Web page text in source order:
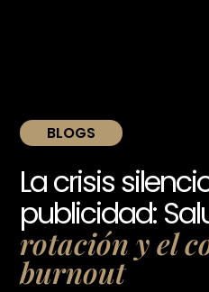
BLOGS
La crisis
publicidad:
rotación y el
burnout